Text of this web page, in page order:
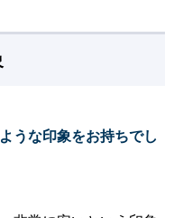
うな印象をお持ちでし